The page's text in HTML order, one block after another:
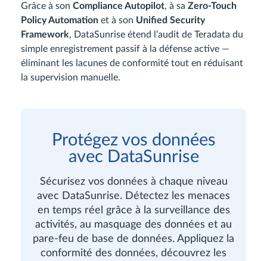
Grâce à son Compliance Autopilot, à sa Zero-Touch
Policy Automation et à son Unified Security
Framework, DataSunrise étend l’audit de Teradata du
simple enregistrement passif à la défense active —
éliminant les lacunes de conformité tout en réduisant
la supervision manuelle.
Protégez vos données
avec DataSunrise
Sécurisez vos données à chaque niveau
avec DataSunrise. Détectez les menaces
en temps réel grâce à la surveillance des
activités, au masquage des données et au
pare-feu de base de données. Appliquez la
conformité des données, découvrez les